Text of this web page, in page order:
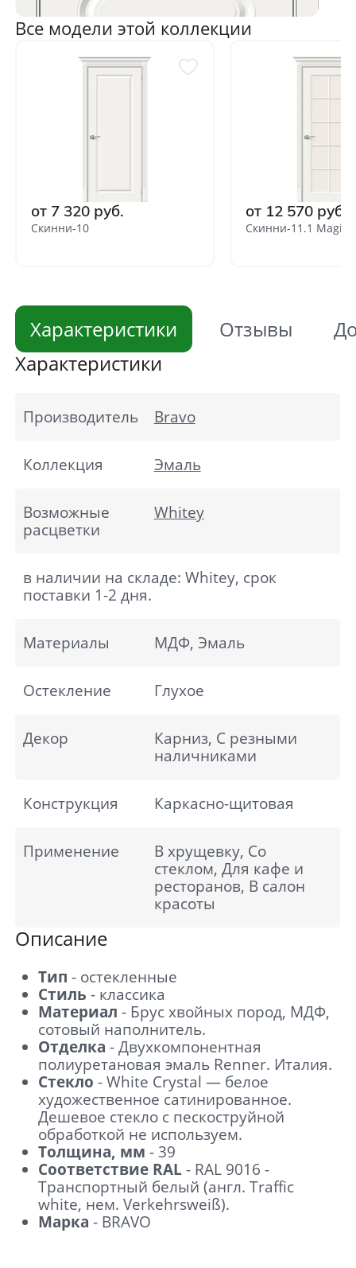
Все модели этой коллекции
от 7 320 руб.
Скинни-10
от 12 570 руб.
Скинни-11.1 Magic
Характеристики Отзывы
Характеристики
Производитель Bravo
Коллекция Эмаль
Возможные
расцветки
Whitey
в наличии на складе: Whitey, срок
поставки 1-2 дня.
Материалы МДФ, Эмаль
Остекление Глухое
Декор
Карниз, С резными
наличниками
Конструкция Каркасно-щитовая
Применение
В хрущевку, Со
стеклом, Для кафе и
ресторанов, В салон
красоты
Описание
Тип - остекленные
Стиль - классика
Материал - Брус хвойных пород, МДФ,
сотовый наполнитель.
Отделка - Двухкомпонентная
полиуретановая эмаль Renner. Италия.
Стекло - White Сrystal — белое
художественное сатинированное.
Дешевое стекло с пескоструйной
обработкой не используем.
Толщина, мм - 39
Соответствие RAL - RAL 9016 -
Транспортный белый (англ. Traffic
white, нем. Verkehrsweiß).
Марка - BRAVO